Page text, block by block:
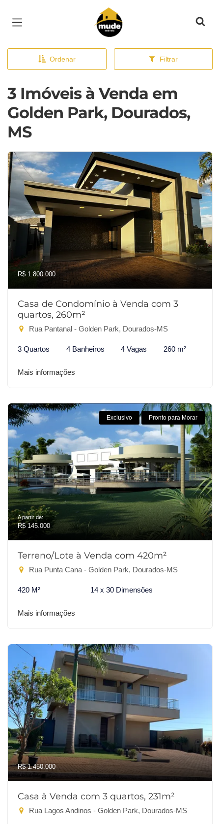
Página inicial
Ordenar Filtrar
3 Imóveis à Venda em
Golden Park, Dourados,
MS
R$ 1.800.000
Casa de Condomínio à Venda com 3
quartos, 260m²
Rua Pantanal - Golden Park, Dourados-MS
3 Quartos 4 Banheiros 4 Vagas 260 m²
Mais informações
Exclusivo Pronto para Morar
A partir de:
R$ 145.000
Terreno/Lote à Venda com 420m²
Rua Punta Cana - Golden Park, Dourados-MS
420 M² 14 x 30 Dimensões
Mais informações
R$ 1.450.000
Casa à Venda com 3 quartos, 231m²
Rua Lagos Andinos - Golden Park, Dourados-MS